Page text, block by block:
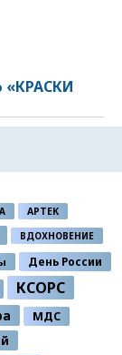
«КРАСКИ
АРТЕК
ВДОХНОВЕНИЕ
День России
КСОРС
МДС